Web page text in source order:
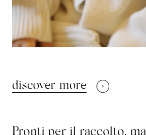
discover more
Pronti per il raccolto,